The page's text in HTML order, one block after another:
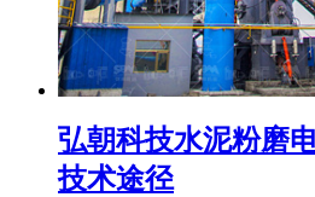
弘朝科技水泥粉磨
技术途径